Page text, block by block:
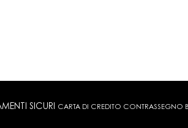
SICURI CARTA DI CREDITO CONTRASSEGNO